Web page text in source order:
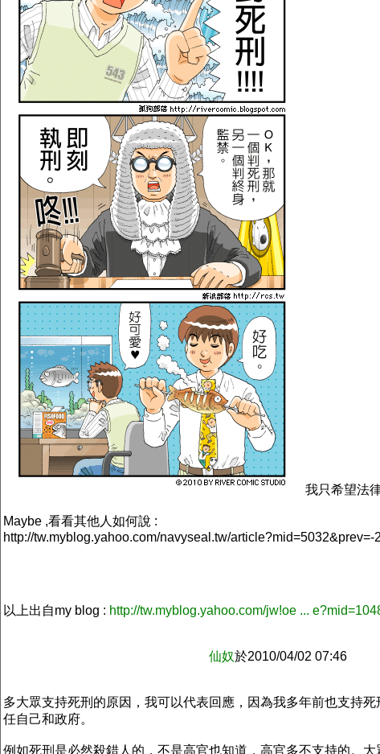
我只希望法
Maybe ,看看其他人如何說 :
http://tw.myblog.yahoo.com/navyseal.tw/
以上出自my blog : http://tw.myblog.yahoo.com/jw!oe ...
仙奴於2010/04/
多大眾支持死刑的原因，我可以代表回應，因為我多年前也支持
任自己和政府。
例如死刑是必然殺錯人的，不是高官也知道，高官多不支持的。